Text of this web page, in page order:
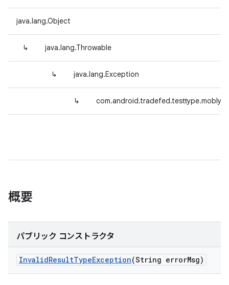
java.lang.Object
↳ java.lang.Throwable
↳ java.lang.Exception
↳
概要
パブリック コンストラクタ
InvalidResultTypeException(String errorMsg)